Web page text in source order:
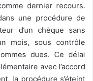
dernier recours.
une procédure de
d’un chèque sans
mois, sous contrôle
dues. Ce délai
avec l’accord
la procédure s’éteint